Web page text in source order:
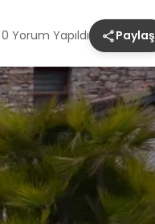
0 Yorum Yapıldı Paylaş